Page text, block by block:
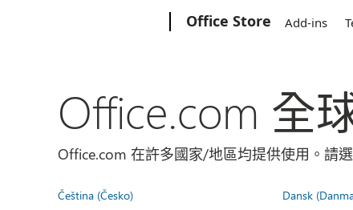
Office Store Add-ins
Office.com 全
Office.com 在許多國家/地區均提供使用。請
Čeština (Česko) Dansk